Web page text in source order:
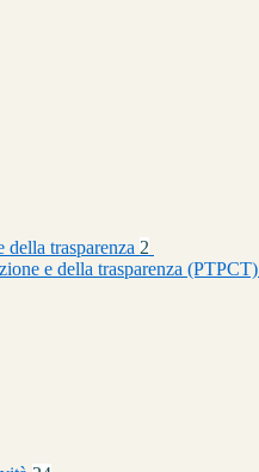
trasparenza 2
e della trasparenza (PTPCT)